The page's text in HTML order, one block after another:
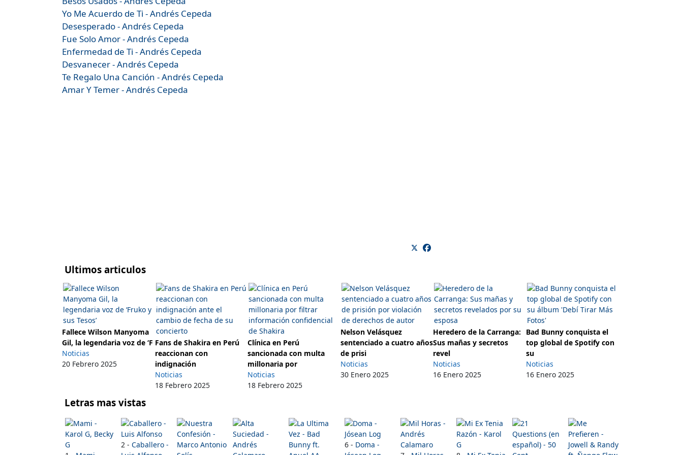
Yo Me Acuerdo de Ti - Andrés Cepeda
Desesperado - Andrés Cepeda
Fue Solo Amor - Andrés Cepeda
Enfermedad de Ti - Andrés Cepeda
Desvanecer - Andrés Cepeda
Te Regalo Una Canción - Andrés Cepeda
Amar Y Temer - Andrés Cepeda
Ultimos articulos
Fallece Wilson Manyoma
Gil, la legendaria voz de ‘F
Noticias
20 Febrero 2025
Fans de Shakira en Perú
reaccionan con
indignación
Noticias
18 Febrero 2025
Clínica en Perú
sancionada con multa
millonaria por
Noticias
18 Febrero 2025
Nelson Velásquez
sentenciado a cuatro años
de prisi
Noticias
30 Enero 2025
Heredero de la Carranga:
Sus mañas y secretos
revel
Noticias
16 Enero 2025
Bad Bunny conquista el
top global de Spotify con
su
Noticias
16 Enero 2025
Letras mas vistas
2 - Caballero -
6 - Doma -